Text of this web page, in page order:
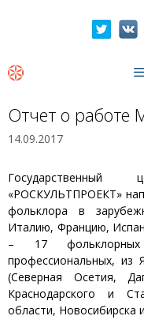
Отчет о работе
14.09.2017
«РОСКУЛЬТПРОЕКТ»
фольклора в
Италию, Францию,
– 17 фольклорных
профессиональных, из
(Северная Осетия,
Краснодарского и
области, Новосибирска